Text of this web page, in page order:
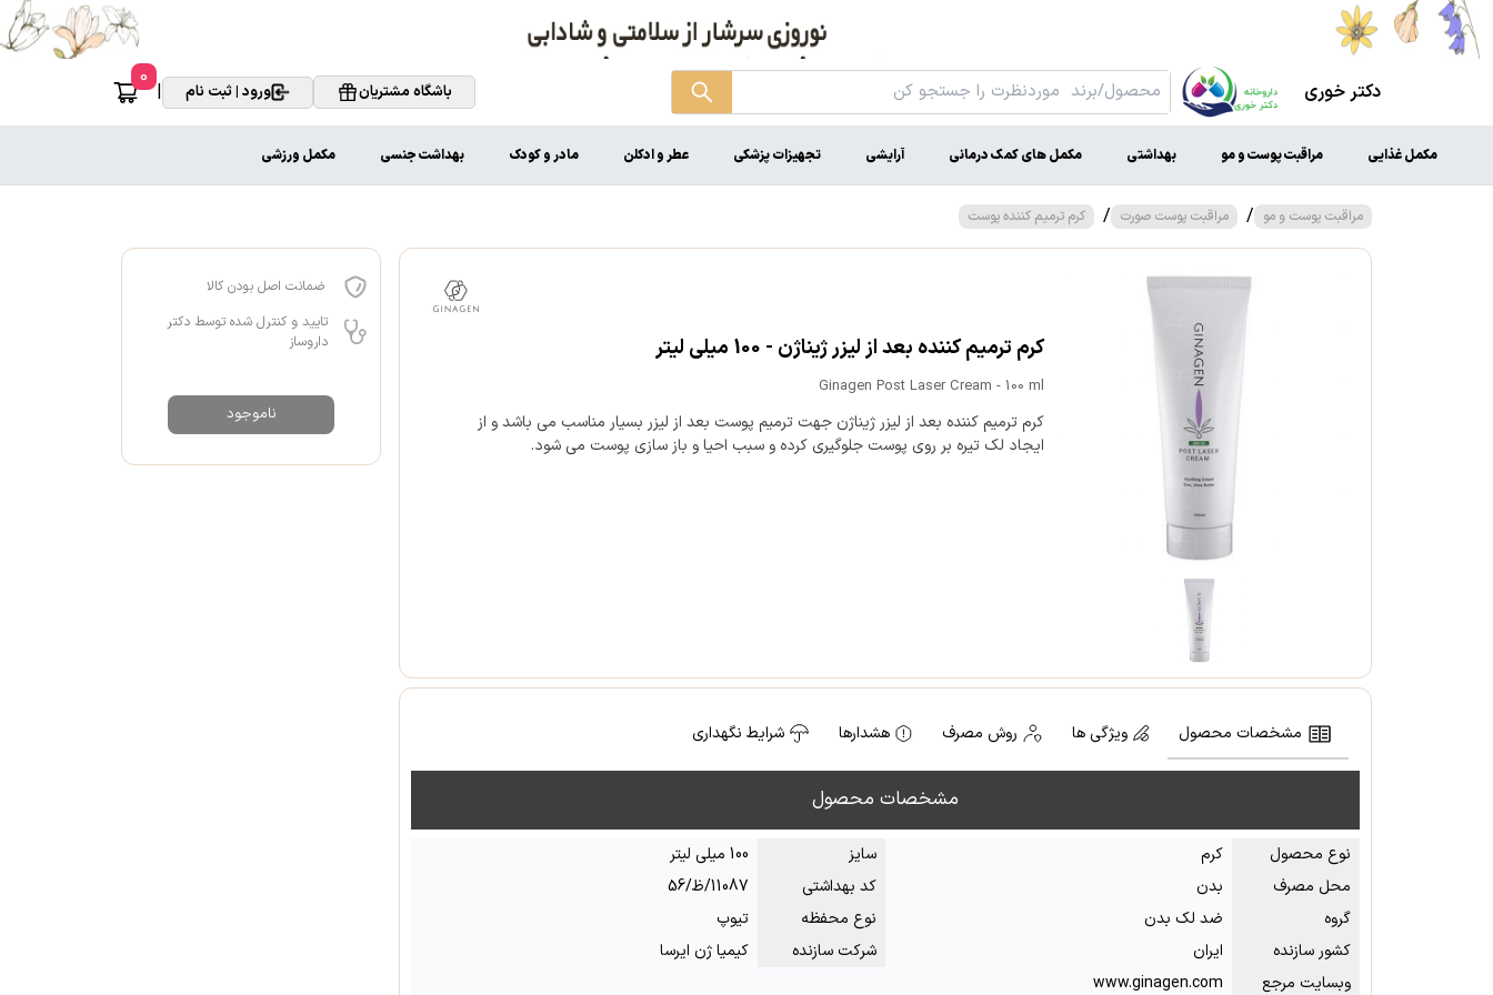
دکتر خوری باشگاه مشتریان ورود | ثبت نام |
0
مکمل غذایی مراقبت پوست و مو بهداشتی مکمل های کمک درمانی آرایشی تجهیزات پزشکی عطر و ادکلن مادر و کودک بهداشت جنسی مکمل ورزشی
مراقبت پوست و مو / مراقبت پوست صورت / کرم ترمیم کننده پوست
کرم ترمیم کننده بعد از لیزر ژیناژن - 100 میلی لیتر
Ginagen Post Laser Cream - 100 ml
کرم ترمیم کننده بعد از لیزر ژیناژن جهت ترمیم پوست بعد از لیزر بسیار مناسب می باشد و از
ایجاد لک تیره بر روی پوست جلوگیری کرده و سبب احیا و باز سازی پوست می شود.
مشخصات محصول ویژگی ها روش مصرف هشدارها شرایط نگهداری
مشخصات محصول
نوع محصول کرم سایز
100 میلی لیتر
محل مصرف
بدن کد بهداشتی
11087/ظ/56
گروه
ضد لک بدن نوع محفظه
تیوپ
کشور سازنده
ایران شرکت سازنده
کیمیا ژن ایرسا
وبسایت مرجع
www.ginagen.com
ضمانت اصل بودن کالا
تایید و کنترل شده توسط دکتر
داروساز
ناموجود